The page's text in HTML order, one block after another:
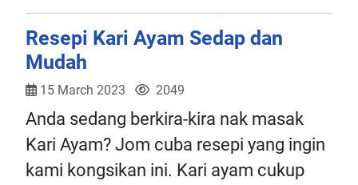
Resepi Kari Ayam Sedap dan
Mudah
15 March 2023 2049
Anda sedang berkira-kira nak masak
Kari Ayam? Jom cuba resepi yang ingin
kami kongsikan ini. Kari ayam cukup